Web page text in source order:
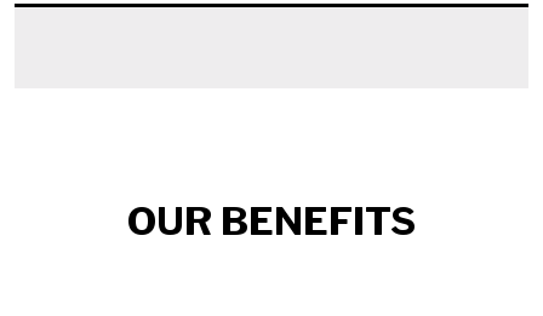
OUR BENEFITS